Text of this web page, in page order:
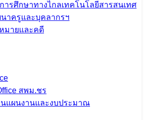
ารศึกษาทางไกลเทคโนโลยีสารสนเทศ
าครูและบุคลากรฯ
มายและคดี
สพม.ชร
นแผนงานและงบประมาณ